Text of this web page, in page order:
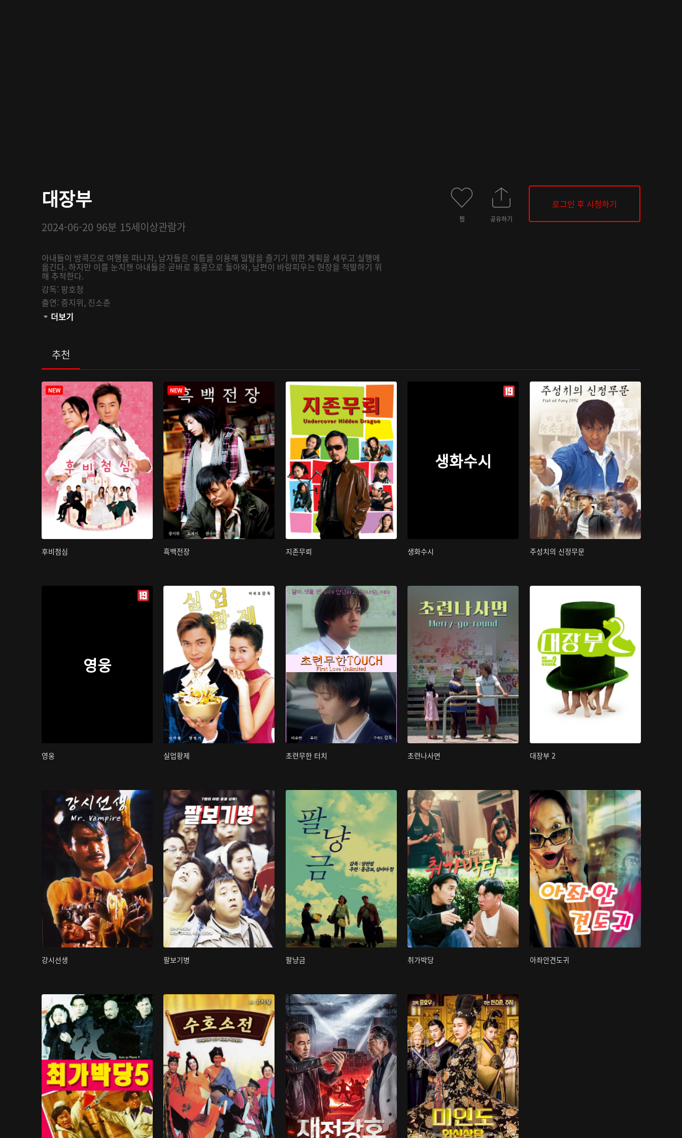
대장부
2024-06-20 96분 15세이상관람가
아내들이 방콕으로 여행을 떠나자, 남자들은 이틈을 이용해 일탈을 즐기기 위한 계획을 세우고 실행에
옮긴다. 하지만 이를 눈치챈 아내들은 곧바로 홍콩으로 돌아와, 남편이 바람피우는 현장을 적발하기 위
해 추적한다.
감독: 팡호청
출연: 증지위, 진소춘
관람등급:
더보기
찜 공유하기
로그인 후 시청하기
추천
후비첨심 흑백전장 지존무뢰
생화수시
생화수시 주성치의 신정무문
영웅
영웅 실업황제 초련무한 터치 초련나사면 대장부 2
강시선생 팔보기병 팔냥금 취가박당 아좌안견도귀